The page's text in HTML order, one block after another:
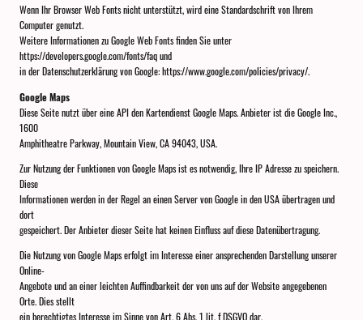
Wenn Ihr Browser Web Fonts nicht unterstützt, wird eine Standardschrift von Ihrem
Computer genutzt.
Weitere Informationen zu Google Web Fonts finden Sie unter
https://developers.google.com/fonts/faq und
in der Datenschutzerklärung von Google: https://www.google.com/policies/privacy/.
Google Maps
Diese Seite nutzt über eine API den Kartendienst Google Maps. Anbieter ist die Google Inc.,
1600
Amphitheatre Parkway, Mountain View, CA 94043, USA.
Zur Nutzung der Funktionen von Google Maps ist es notwendig, Ihre IP Adresse zu speichern.
Diese
Informationen werden in der Regel an einen Server von Google in den USA übertragen und
dort
gespeichert. Der Anbieter dieser Seite hat keinen Einfluss auf diese Datenübertragung.
Die Nutzung von Google Maps erfolgt im Interesse einer ansprechenden Darstellung unserer
Online-
Angebote und an einer leichten Auffindbarkeit der von uns auf der Website angegebenen
Orte. Dies stellt
ein berechtigtes Interesse im Sinne von Art. 6 Abs. 1 lit. f DSGVO dar.